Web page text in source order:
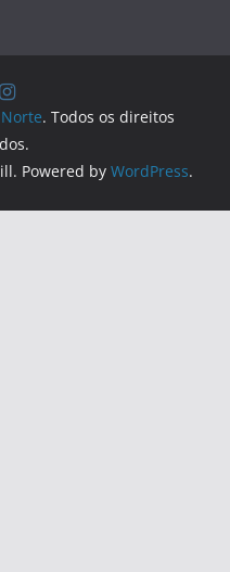
. Todos os direitos
Powered by WordPress.